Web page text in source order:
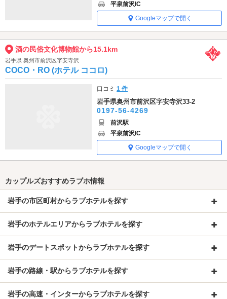
平泉前沢IC
Googleマップで開く
酒の民俗文化博物館から15.1km
岩手県 奥州市前沢区字安寺沢
COCO・RO (ホテル ココロ)
口コミ1 件
岩手県奥州市前沢区字安寺沢33-2
0197-56-4269
前沢駅
平泉前沢IC
Googleマップで開く
カップルズおすすめラブホ情報
岩手の市区町村からラブホテルを探す
岩手のホテルエリアからラブホテルを探す
岩手のデートスポットからラブホテルを探す
岩手の路線・駅からラブホテルを探す
岩手の高速・インターからラブホテルを探す